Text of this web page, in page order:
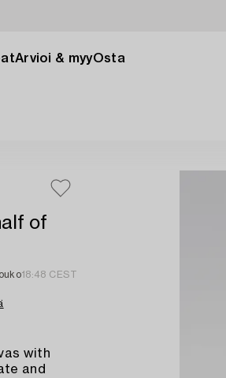
Arvioi & myyOsta
of
18:48 CEST
with
and